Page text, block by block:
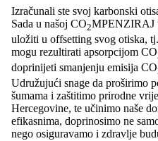
Izračunali ste svoj karbonski
Sada u našoj CO2MPENZIRAJ
uložiti u offsetting svog otiska,
mogu rezultirati apsorpcijom CO
doprinijeti smanjenju emisija CO
Udružujući snage da proširimo
šumama i zaštitimo prirodne
Hercegovine, te učinimo naše
efikasnima, doprinosimo ne
nego osiguravamo i zdravlje